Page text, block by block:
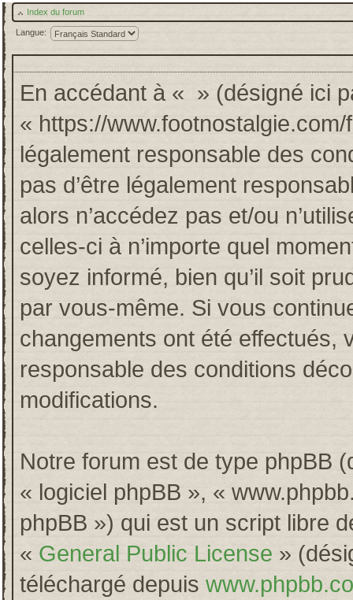
Index du forum
Langue:
En accédant à « » (désigné ici
« https://
légalement responsable des
pas d’être légalement
alors n’accédez pas et/ou
celles-ci à n’importe quel
soyez informé, bien qu’il soit
par vous-même. Si vous
changements ont été effectués,
responsable des conditions
modifications.
Notre forum est de type phpBB
« logiciel phpBB », «
phpBB ») qui est un script libre
« General Public License »
téléchargé depuis